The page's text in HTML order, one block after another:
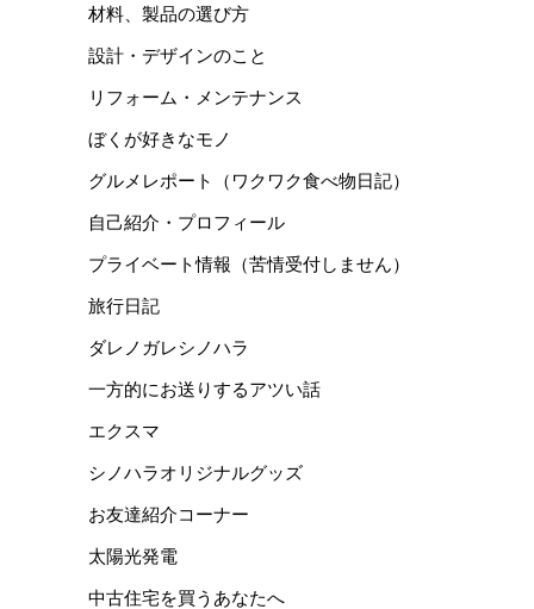
材料、製品の選び方
設計・デザインのこと
リフォーム・メンテナンス
ぼくが好きなモノ
グルメレポート（ワクワク食べ物日記）
自己紹介・プロフィール
プライベート情報（苦情受付しません）
旅行日記
ダレノガレシノハラ
一方的にお送りするアツい話
エクスマ
シノハラオリジナルグッズ
お友達紹介コーナー
太陽光発電
中古住宅を買うあなたへ